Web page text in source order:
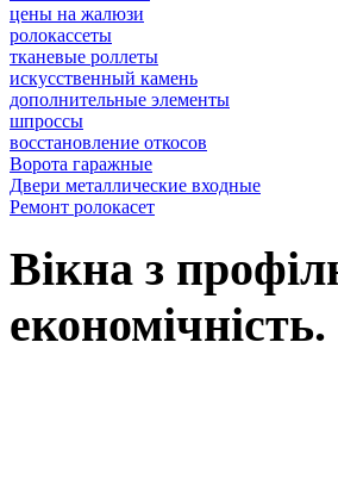
цены на жалюзи
ролокассеты
тканевые роллеты
искусственный камень
дополнительные элементы
шпроссы
восcтановление откосов
Ворота гаражные
Двери металлические входные
Ремонт ролокасет
Вікна з
економічність.